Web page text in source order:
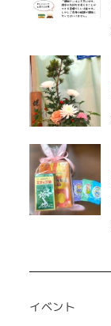
イベント